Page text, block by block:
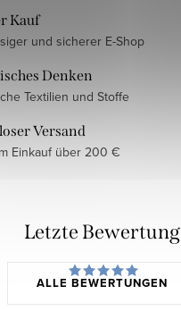
Kauf
und sicherer E-Shop
Denken
Textilien und Stoffe
Versand
Einkauf über 200 €
Letzte Bewertung
ALLE BEWERTUNGEN